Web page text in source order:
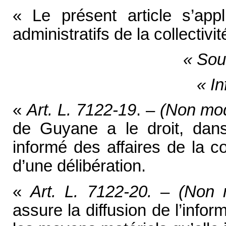
« Le présent article
administratifs de la
«
«
«Art. L. 7122-19. – (Non
de Guyane a le droit,
informé des affaires de la
d’une délibération.
«Art. L. 7122-20. – (Non
assure la diffusion de